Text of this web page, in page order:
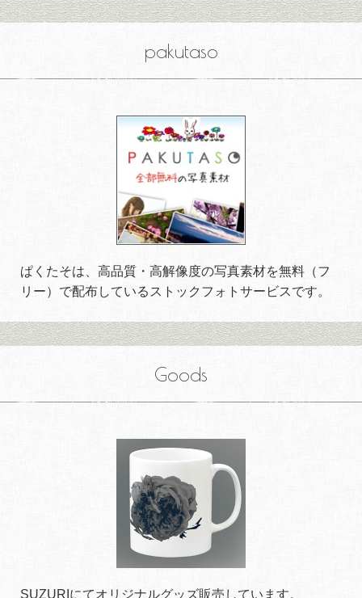
pakutaso
ぱくたそは、高品質・高解像度の写真素材を無料（フ
リー）で配布しているストックフォトサービスです。
Goods
SUZURIにてオリジナルグッズ販売しています。